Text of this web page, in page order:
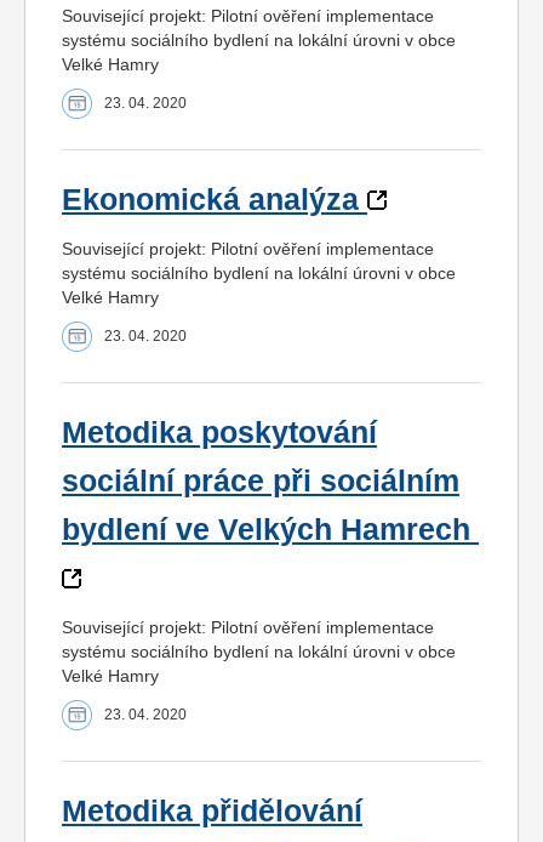
Související projekt: Pilotní ověření implementace
systému sociálního bydlení na lokální úrovni v obce
Velké Hamry
23. 04. 2020
Ekonomická analýza
Související projekt: Pilotní ověření implementace
systému sociálního bydlení na lokální úrovni v obce
Velké Hamry
23. 04. 2020
Metodika poskytování
sociální práce při sociálním
bydlení ve Velkých Hamrech
Související projekt: Pilotní ověření implementace
systému sociálního bydlení na lokální úrovni v obce
Velké Hamry
23. 04. 2020
Metodika přidělování